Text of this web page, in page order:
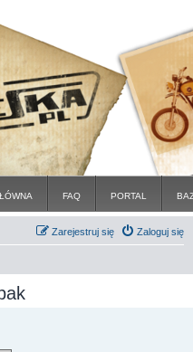
FAQ PORTAL
Zaloguj się
Zarejestruj się